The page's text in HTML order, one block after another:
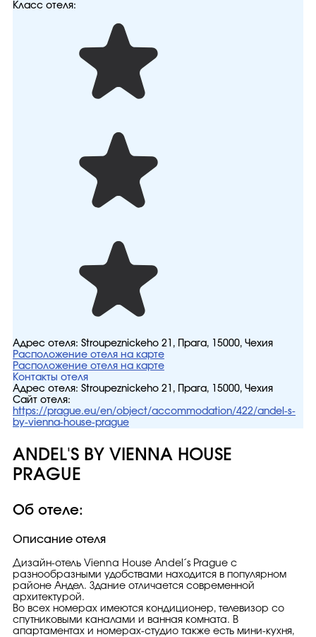
Класс отеля:
Адрес отеля: Stroupeznickeho 21, Прага, 15000, Чехия
Расположение отеля на карте
Расположение отеля на карте
Контакты отеля
Адрес отеля: Stroupeznickeho 21, Прага, 15000, Чехия
Сайт отеля:
https://prague.eu/en/object/accommodation/422/andel-s-
by-vienna-house-prague
ANDEL'S BY VIENNA HOUSE
PRAGUE
Об отеле:
Описание отеля
Дизайн-отель Vienna House Andel´s Prague с
разнообразными удобствами находится в популярном
районе Андел. Здание отличается современной
архитектурой.
Во всех номерах имеются кондиционер, телевизор со
спутниковыми каналами и ванная комната. В
апартаментах и номерах-студио также есть мини-кухня,